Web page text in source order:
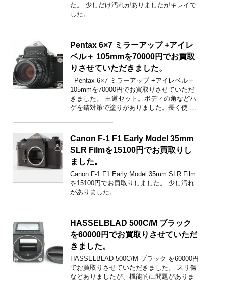
た。 少しだけ汚れがありましたがキレイで
した。
Pentax 6×7 ミラーアップ +アイレ
ベル＋ 105mmを70000円でお買取
りさせていただきました。
” Pentax 6×7 ミラーアップ +アイレベル＋
105mmを70000円でお買取りさせていただ
きました。 王道セット。ボディの角などハ
ゲを錆対策で塗りがありました。長く使 …
Canon F-1 F1 Early Model 35mm
SLR Filmを15100円でお買取りし
ました。
Canon F-1 F1 Early Model 35mm SLR Film
を15100円でお買取りしました。 少し汚れ
がありました。
HASSELBLAD 500C/M ブラック
を60000円でお買取りさせていただ
きました。
HASSELBLAD 500C/M ブラック を60000円
でお買取りさせていただきました。 スリ傷
などありましたが、機能的に問題がありま